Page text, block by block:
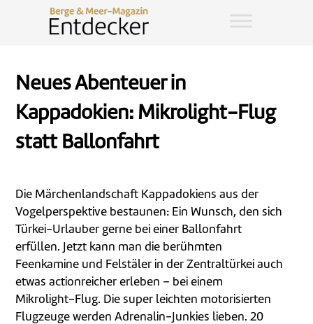
Neues Abenteuer in
Kappadokien: Mikrolight-Flug
statt Ballonfahrt
Die Märchenlandschaft Kappadokiens aus der
Vogelperspektive bestaunen: Ein Wunsch, den sich
Türkei-Urlauber gerne bei einer Ballonfahrt
erfüllen. Jetzt kann man die berühmten
Feenkamine und Felstäler in der Zentraltürkei auch
etwas actionreicher erleben – bei einem
Mikrolight-Flug. Die super leichten motorisierten
Flugzeuge werden Adrenalin-Junkies lieben. 20